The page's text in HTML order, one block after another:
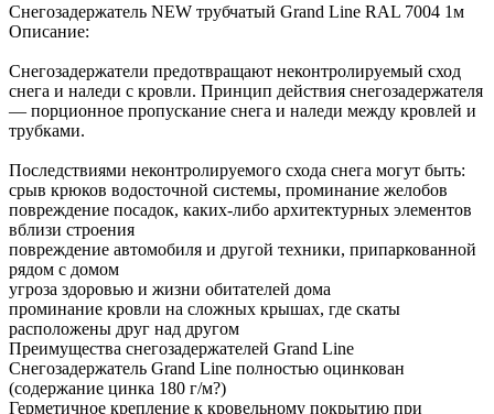
Снегозадержатель NEW трубчатый Grand Line RAL 7004 1м
Описание:
Снегозадержатели предотвращают неконтролируемый сход
снега и наледи с кровли. Принцип действия снегозадержателя
— порционное пропускание снега и наледи между кровлей и
трубками.
Последствиями неконтролируемого схода снега могут быть:
срыв крюков водосточной системы, проминание желобов
повреждение посадок, каких-либо архитектурных элементов
вблизи строения
повреждение автомобиля и другой техники, припаркованной
рядом с домом
угроза здоровью и жизни обитателей дома
проминание кровли на сложных крышах, где скаты
расположены друг над другом
Преимущества снегозадержателей Grand Line
Снегозадержатель Grand Line полностью оцинкован
(содержание цинка 180 г/м?)
Герметичное крепление к кровельному покрытию при